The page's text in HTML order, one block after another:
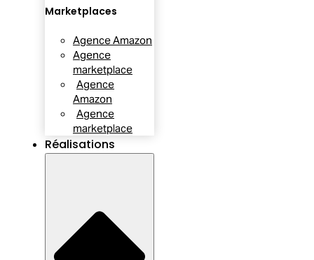
Marketplaces
Agence Amazon
Agence
marketplace
Agence
Amazon
Agence
marketplace
Réalisations